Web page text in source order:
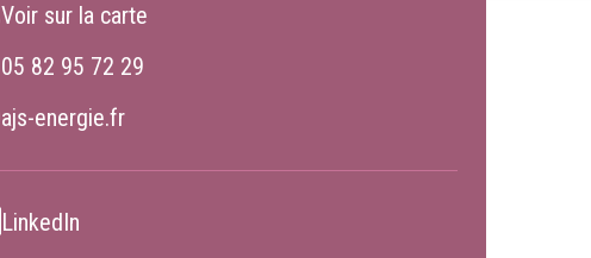
Voir sur la carte
05 82 95 72 29
ajs-energie.fr
LinkedIn